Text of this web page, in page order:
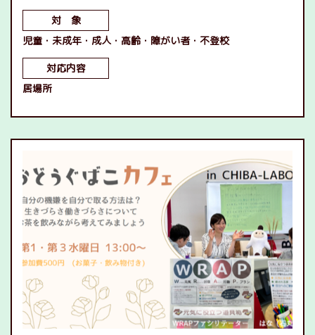
対 象
児童
未成年 成人 高齢 障がい者 不登校
対応内容
居場所